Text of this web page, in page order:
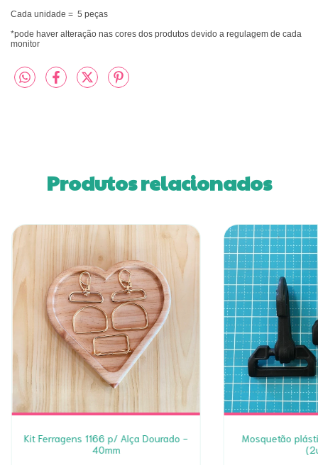
Cada unidade = 5 peças
*pode haver alteração nas cores dos produtos devido a regulagem de cada
monitor
Produtos relacionados
Kit Ferragens 1166 p/ Alça Dourado -
40mm
Mosquetão